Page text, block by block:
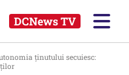
DCNews TV
ţinutului secuiesc: